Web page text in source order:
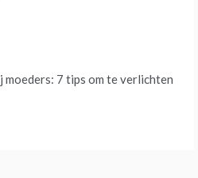
moeders: 7 tips om te verlichten